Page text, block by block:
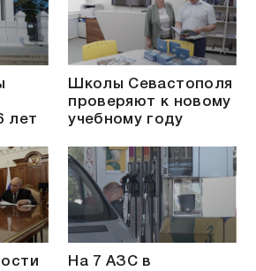
лет
Школы Севастополя
проверяют к новому
учебному году
На 7 АЗС в